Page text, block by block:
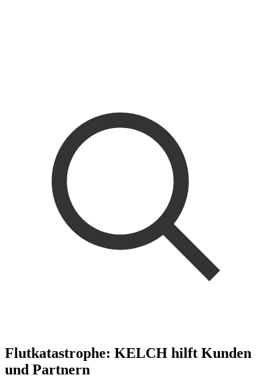
Flutkatastrophe: KELCH hilft Kunden
und Partnern